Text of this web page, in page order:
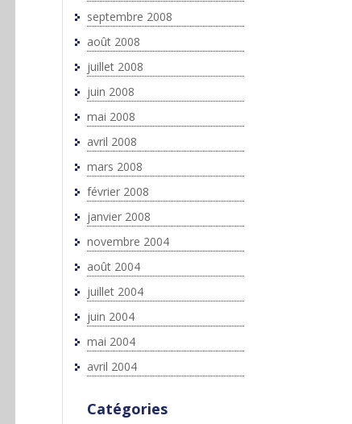
septembre 2008
août 2008
juillet 2008
juin 2008
mai 2008
avril 2008
mars 2008
février 2008
janvier 2008
novembre 2004
août 2004
juillet 2004
juin 2004
mai 2004
avril 2004
Catégories